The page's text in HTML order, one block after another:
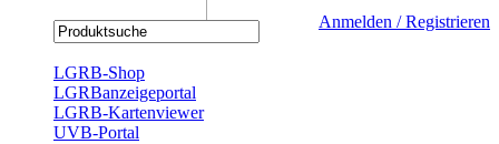
Anmelden / Registrieren
LGRB-Shop
LGRBanzeigeportal
LGRB-Kartenviewer
UVB-Portal